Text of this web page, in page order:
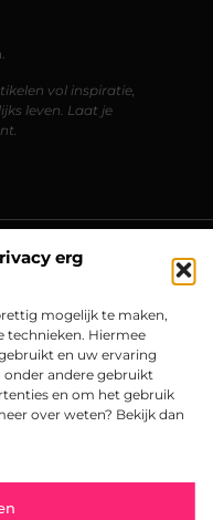
erg
mogelijk te maken,
technieken. Hiermee
en uw ervaring
onder andere gebruikt
en om het gebruik
over weten? Bekijk dan
vol inspiratie,
leven. Laat je
Right Reserved.​